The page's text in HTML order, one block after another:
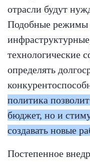
отрасли будут
Подобные режимы
технологические
определять
политика
бюджет, но и
создавать новые
Постепенное